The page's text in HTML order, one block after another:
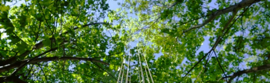
#5 | 2021 Birgit Schlieps
#4 | 2021 Ruth Baettig
#3 | 2021 Peter Welz
#2 | 2021 Sêma Bekirović